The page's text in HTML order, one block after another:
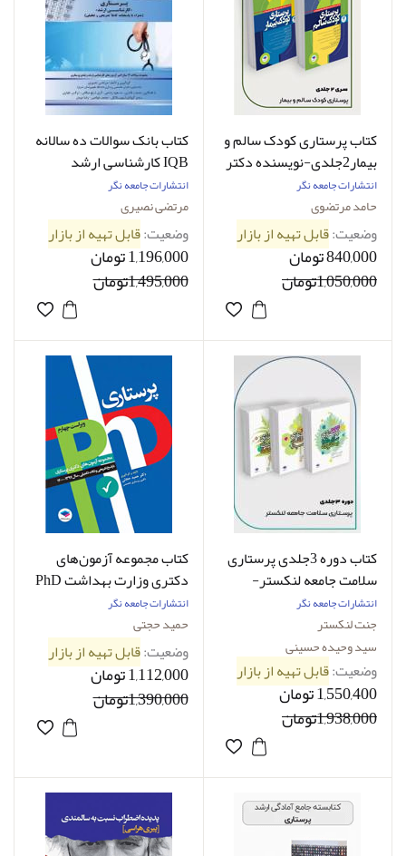
کتاب پرستاری کودک سالم و
بیمار2جلدی-نویسنده دکتر
حامد مرتضوی
انتشارات جامعه نگر
حامد مرتضوی
وضعیت:قابل تهیه از بازار
840,000 تومان
1,050,000تومان
کتاب بانک سوالات ده سالانه
IQB کارشناسی ارشد
پرستاری-نویسنده مرتضی
نصیری
انتشارات جامعه نگر
مرتضی نصیری
وضعیت:قابل تهیه از بازار
1,196,000 تومان
1,495,000تومان
کتاب دوره 3جلدی پرستاری
سلامت جامعه لنکستر-
نویسنده جنت لنکستر-
ترجمه دکتر سید وحیده
حسینی
انتشارات جامعه نگر
جنت لنکستر
سید وحیده حسینی
وضعیت:قابل تهیه از بازار
1,550,400 تومان
1,938,000تومان
کتاب مجموعه آزمون‌های
دکتری وزارت بهداشت PhD
پرستاری دکتر حجتی-
نویسنده دکتر حمید حجتی
انتشارات جامعه نگر
حمید حجتی
وضعیت:قابل تهیه از بازار
1,112,000 تومان
1,390,000تومان